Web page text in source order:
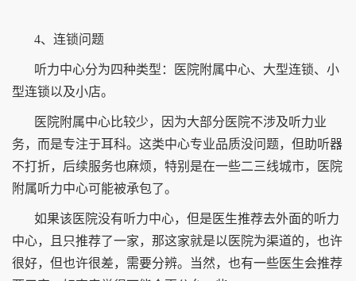
4、连锁问题
听力中心分为四种类型：医院附属中心、大型连锁、小
型连锁以及小店。
医院附属中心比较少，因为大部分医院不涉及听力业
务，而是专注于耳科。这类中心专业品质没问题，但助听器
不打折，后续服务也麻烦，特别是在一些二三线城市，医院
附属听力中心可能被承包了。
如果该医院没有听力中心，但是医生推荐去外面的听力
中心，且只推荐了一家，那这家就是以医院为渠道的，也许
很好，但也许很差，需要分辨。当然，也有一些医生会推荐